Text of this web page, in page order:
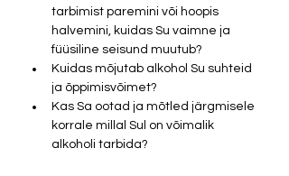
tarbimist paremini või hoopis
halvemini, kuidas Su vaimne ja
füüsiline seisund muutub?
Kuidas mõjutab alkohol Su suhteid
ja õppimisvõimet?
Kas Sa ootad ja mõtled järgmisele
korrale millal Sul on võimalik
alkoholi tarbida?